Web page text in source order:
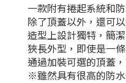
一款附有捲起系統和
除了頂蓋以外，還可
造型上設計獨特，簡
狹長外型，即使是一
通過加裝可選的頂蓋
※雖然具有很高的防